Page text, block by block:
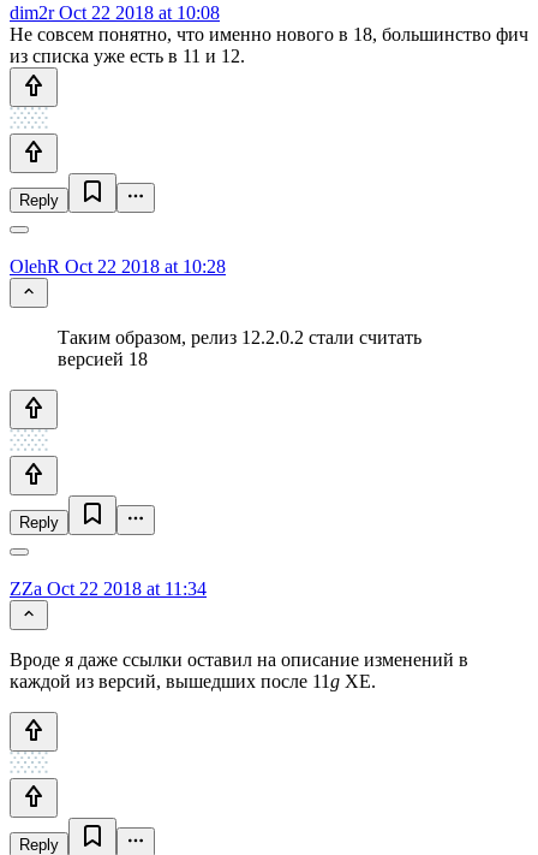
dim2rOct 22 2018 at 10:08
Не совсем понятно, что именно нового в 18, большинство фич
из списка уже есть в 11 и 12.
Reply
OlehR Oct 22 2018 at 10:28
Таким образом, релиз 12.2.0.2 стали считать
версией 18
Reply
ZZa Oct 22 2018 at 11:34
Вроде я даже ссылки оставил на описание изменений в
каждой из версий, вышедших после 11g XE.
Reply